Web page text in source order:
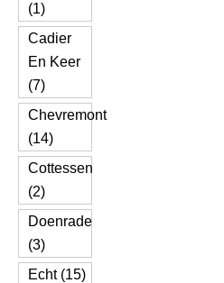
(1)
Cadier
En Keer
(7)
Chevremont
(14)
Cottessen
(2)
Doenrade
(3)
Echt (15)